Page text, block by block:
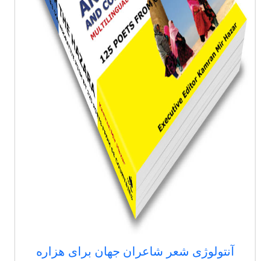
آنتولوژی شعر شاعران جهان برای هزاره